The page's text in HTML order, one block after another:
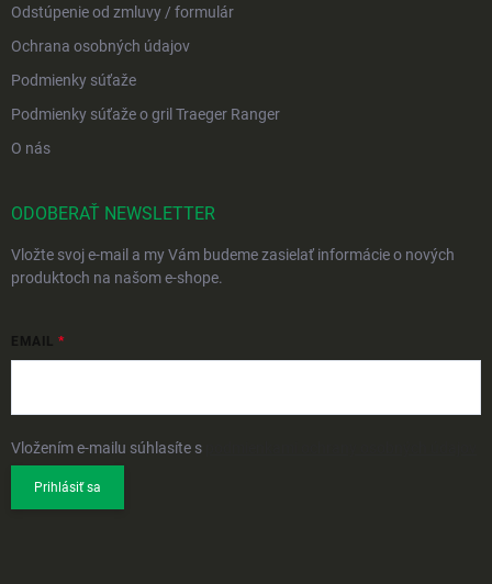
Odstúpenie od zmluvy / formulár
Ochrana osobných údajov
Podmienky súťaže
Podmienky súťaže o gril Traeger Ranger
O nás
ODOBERAŤ NEWSLETTER
Vložte svoj e-mail a my Vám budeme zasielať informácie o nových
produktoch na našom e-shope.
EMAIL
Vložením e-mailu súhlasíte s
Prihlásiť sa